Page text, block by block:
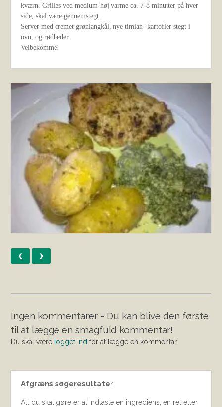
kværn. Grilles ved medium-høj varme ca. 7-8 minutter på hver
side, skal være gennemstegt.
Server med cremet grønlangkål, nye timian- kartofler stegt i
ovn, og rødbeder.
Velbekomme!
❮ ❯
Ingen kommentarer - Du kan blive den første
til at lægge en smagfuld kommentar!
Du skal være logget ind for at lægge en kommentar.
Afgræns søgeresultater
Alt du skal gøre er at indtaste en ingrediens, en ret eller